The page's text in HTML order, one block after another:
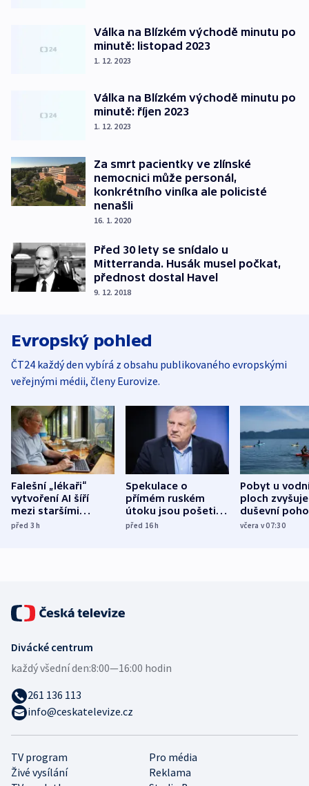
Válka na Blízkém východě minutu po
minutě: listopad 2023
1. 12. 2023
Válka na Blízkém východě minutu po
minutě: říjen 2023
1. 12. 2023
Za smrt pacientky ve zlínské
nemocnici může personál,
konkrétního viníka ale policisté
nenašli
16. 1. 2020
Před 30 lety se snídalo u
Mitterranda. Husák musel počkat,
přednost dostal Havel
9. 12. 2018
Evropský pohled
ČT24 každý den vybírá z obsahu publikovaného evropskými
veřejnými médii, členy Eurovize.
Falešní „lékaři“
vytvoření AI šíří
mezi staršími
Poláky nebezpečné
před 3h
Spekulace o
přímém ruském
útoku jsou pošetilé,
míní estonský
před 16h
Pobyt u
ploch zvyšuje
duševní
ukázala
včera v 07:30
TV program
Pro média
Živé vysílání
Reklama
Divácké centrum
každý všední den:8:00—16:00 hodin
261 136 113
info@ceskatelevize.cz